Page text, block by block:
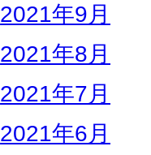
2021年9月
2021年8月
2021年7月
2021年6月